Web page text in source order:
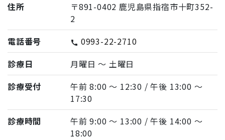
住所
〒891-0402 鹿児島県指宿市十町352-
2
電話番号
call 0993-22-2710
診療日
月曜日 〜 土曜日
診療受付
午前 8:00 〜 12:30 / 午後 13:00 〜
17:30
診療時間
午前 9:00 〜 13:00 / 午後 14:00 〜
18:00